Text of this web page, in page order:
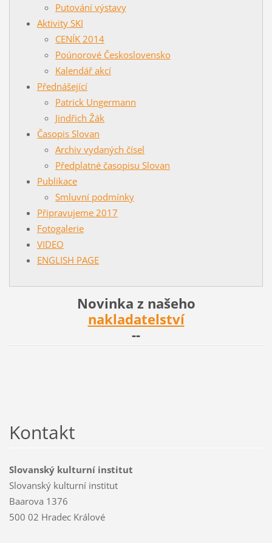
Putování výstavy
Aktivity SKI
CENÍK 2014
Poúnorové Československo
Kalendář akcí
Přednášející
Patrick Ungermann
Jindřich Žák
Časopis Slovan
Archiv vydaných čísel
Předplatné časopisu Slovan
Publikace
Smluvní podmínky
Připravujeme 2017
Fotogalerie
VIDEO
ENGLISH PAGE
Novinka z našeho
nakladatelství
--
Kontakt
Slovanský kulturní institut
Slovanský kulturní institut
Baarova 1376
500 02 Hradec Králové